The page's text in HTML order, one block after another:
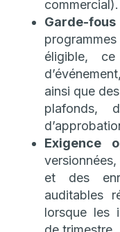
commercial).
Garde-
éligible,
ainsi que
plafonds,
Exigence
et des
auditables
lorsque les